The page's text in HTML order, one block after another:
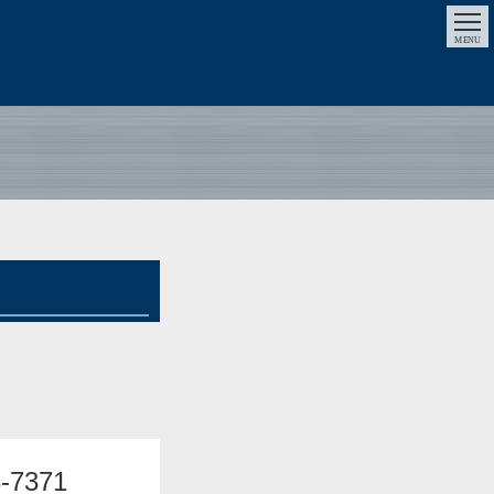
MENU
7371